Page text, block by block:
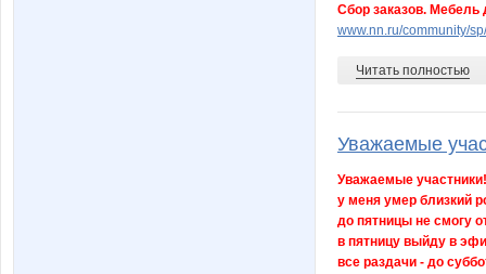
Сбор заказов. Мебель
www.nn.ru/community/
Читать полностью
Уважаемые
Уважаемые участники!
у меня умер близкий
до пятницы не смогу
в пятницу выйду в
все раздачи - до